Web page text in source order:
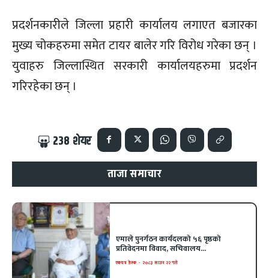
प्रदर्शनकारीले जिल्ला प्रहारी कार्यालय लगाएत बजारका
मुख्य चोकहरुमा समेत टायर बालेर गरि विरोध गरेका छन् ।
युवाहरु जिल्लास्थित सरकारी कार्यालयहरुमा प्रदर्शन
गरिरहेका छन् ।
238 शेयर
ताजा समाचार
एमाले पुनर्गठन कार्यदलको ५६ पृष्ठको
प्रतिवेदनमा विवाद, सचिवालय...
एकपत्र डेस्क - २०८३ साउन २२ गते